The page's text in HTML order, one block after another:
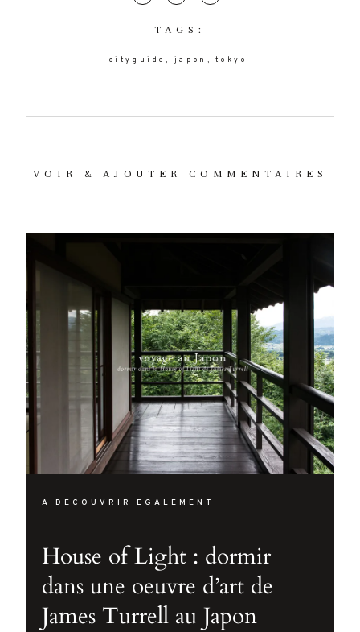
TAGS:
cityguide japon tokyo
VOIR & AJOUTER COMMENTAIRES
A DECOUVRIR EGALEMENT
House of Light : dormir
dans une oeuvre d’art de
James Turrell au Japon